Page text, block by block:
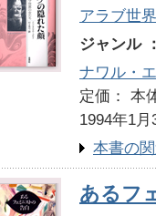
アラブ世
ジャンル
ナワル・
定価：
1994年1月
本書の
あるフ